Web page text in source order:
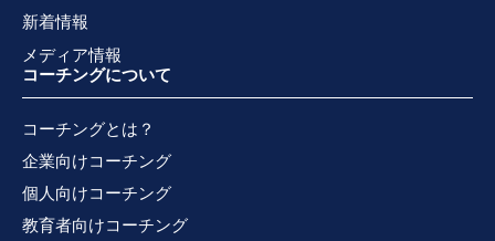
新着情報
メディア情報
コーチングについて
コーチングとは？
企業向けコーチング
個人向けコーチング
教育者向けコーチング